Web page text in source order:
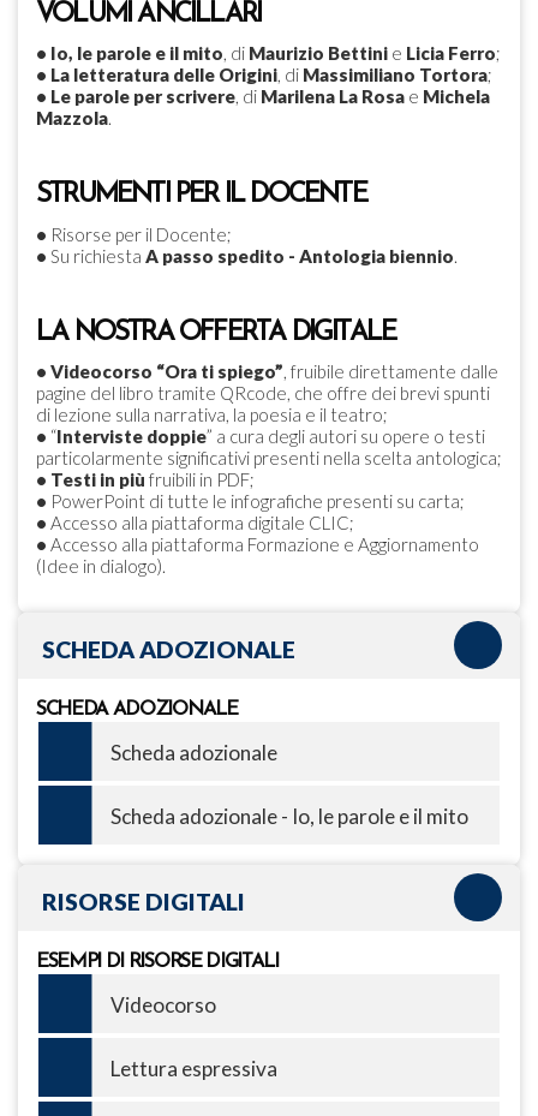
VOLUMI ANCILLARI
• Io, le parole e il mito, di Maurizio Bettini e Licia Ferro;
• La letteratura delle Origini, di Massimiliano Tortora;
• Le parole per scrivere, di Marilena La Rosa e Michela
Mazzola.
STRUMENTI PER IL DOCENTE
• Risorse per il Docente;
• Su richiesta A passo spedito - Antologia biennio
LA NOSTRA OFFERTA DIGITALE
• Videocorso “Ora ti spiego”, fruibile direttamente dalle
pagine del libro tramite QRcode, che offre dei brevi spunti
di lezione sulla narrativa, la poesia e il teatro;
• “Interviste doppie” a cura degli autori su opere o testi
particolarmente significativi presenti nella scelta antologica;
• Testi in più fruibili in PDF;
• PowerPoint di tutte le infografiche presenti su carta;
• Accesso alla piattaforma digitale CLIC;
• Accesso alla piattaforma Formazione e Aggiornamento
(Idee in dialogo).
SCHEDA ADOZIONALE
SCHEDA ADOZIONALE
Scheda adozionale
Scheda adozionale - Io, le parole e il mito
RISORSE DIGITALI
ESEMPI DI RISORSE DIGITALI
Videocorso
Lettura espressiva